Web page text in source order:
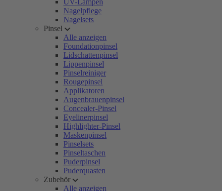
UV-Lampen
Nagelpflege
Nagelsets
Pinsel
Alle anzeigen
Foundationpinsel
Lidschattenpinsel
Lippenpinsel
Pinselreiniger
Rougepinsel
Applikatoren
Augenbrauenpinsel
Concealer-Pinsel
Eyelinerpinsel
Highlighter-Pinsel
Maskenpinsel
Pinselsets
Pinseltaschen
Puderpinsel
Puderquasten
Zubehör
Alle anzeigen